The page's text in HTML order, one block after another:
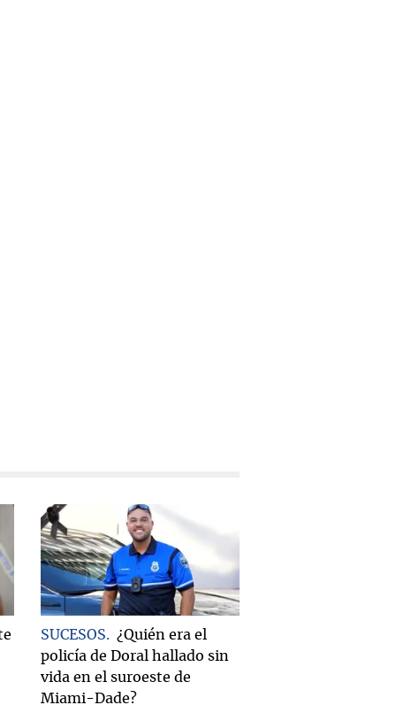
SUCESOS
¿Quién era el
policía de Doral hallado sin
vida en el suroeste de
Miami-Dade?